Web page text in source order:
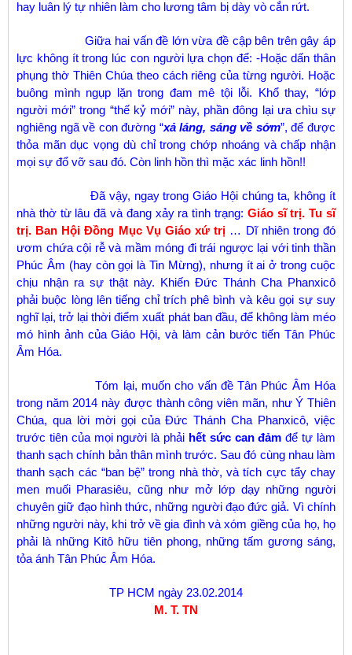
hay luân lý tự nhiên làm cho lương tâm bị dày vò cắn rứt.
Giữa hai vấn đề lớn vừa đề cập bên trên gây áp
lực không ít trong lúc con người lựa chọn để: -Hoặc dấn thân
phụng thờ Thiên Chúa theo cách riêng của từng người. Hoặc
buông mình ngụp lặn trong đam mê tội lỗi. Khổ thay, “lớp
người mới” trong “thế kỷ mới” này, phần đông lại ưa chìu sự
nghiêng ngã về con đường “xả láng, sáng về sớm”, để được
thỏa mãn dục vọng dù chỉ trong chớp nhoáng và chấp nhận
mọi sự đổ vỡ sau đó. Còn linh hồn thì mặc xác linh hồn!!
Đã vậy, ngay trong Giáo Hội chúng ta, không ít
nhà thờ từ lâu đã và đang xảy ra tình trạng: Giáo sĩ trị. Tu sĩ
trị. Ban Hội Đồng Mục Vụ Giáo xứ trị … Dĩ nhiên trong đó
ươm chứa cội rễ và mầm móng đi trái ngược lại với tinh thần
Phúc Âm (hay còn gọi là Tin Mừng), nhưng ít ai ở trong cuộc
chịu nhận ra sự thật này. Khiến Đức Thánh Cha Phanxicô
phải buộc lòng lên tiếng chỉ trích phê bình và kêu gọi sự suy
nghĩ lại, trở lại thời điểm xuất phát ban đầu, để không làm méo
mó hình ảnh của Giáo Hội, và làm cản bước tiến Tân Phúc
Âm Hóa.
Tóm lại, muốn cho vấn đề Tân Phúc Âm Hóa
trong năm 2014 này được thành công viên mãn, như Ý Thiên
Chúa, qua lời mời gọi của Đức Thánh Cha Phanxicô, việc
trước tiên của mọi người là phải hết sức can đảm để tự làm
thanh sạch chính bản thân mình trước. Sau đó cùng nhau làm
thanh sạch các “ban bệ” trong nhà thờ, và tích cực tẩy chay
men muối Pharasiêu, cũng như mở lớp dạy những người
chuyên giữ đạo hình thức, những người đạo đức giả. Vì chính
những người này, khi trở về gia đình và xóm giềng của họ, họ
phải là những Kitô hữu tiên phong, những tấm gương sáng,
tỏa ánh Tân Phúc Âm Hóa.
TP HCM ngày 23.02.2014
M. T. TN